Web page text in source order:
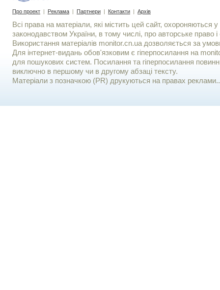
Про проект | Реклама | Партнери | Контакти | Архів
Всі права на матеріали, які містить цей сайт, охороняються у
законодавством України, в тому числі, про авторське право і
Використання матерiалiв monitor.cn.ua дозволяється за
Для iнтернет-видань обов'язковим є гiперпосилання на
для пошукових систем. Посилання та гіперпосилання
виключно в першому чи в другому абзаці тексту.
Матеріали з позначкою (PR) друкуються на правах реклами..